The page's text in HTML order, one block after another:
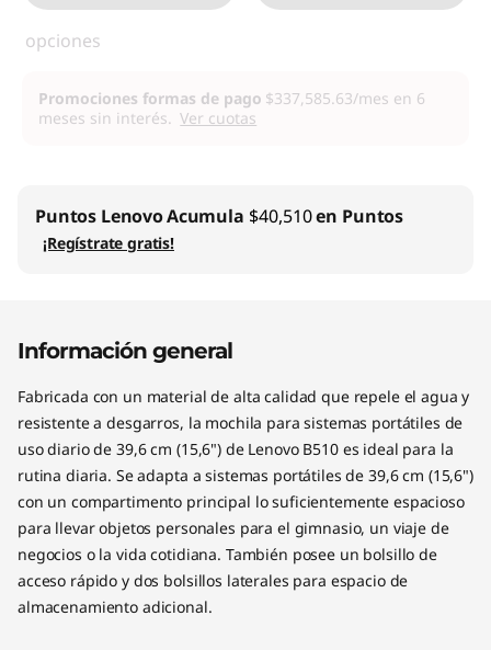
opciones
Promociones formas de pago $337,585.63/mes en 6
meses sin interés.
Ver cuotas
Puntos LenovoAcumula $40,510en Puntos
¡Regístrate gratis!
Información general
Fabricada con un material de alta calidad que repele el agua y
resistente a desgarros, la mochila para sistemas portátiles de
uso diario de 39,6 cm (15,6") de Lenovo B510 es ideal para la
rutina diaria. Se adapta a sistemas portátiles de 39,6 cm (15,6")
con un compartimento principal lo suficientemente espacioso
para llevar objetos personales para el gimnasio, un viaje de
negocios o la vida cotidiana. También posee un bolsillo de
acceso rápido y dos bolsillos laterales para espacio de
almacenamiento adicional.